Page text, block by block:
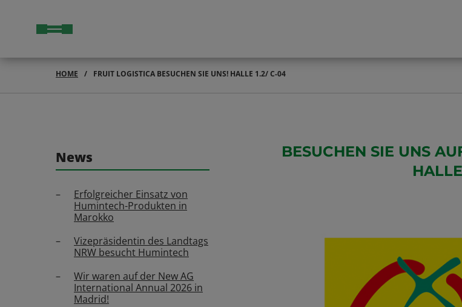
HOME FRUIT LOGISTICA BESUCHEN SIE UNS! HALLE 1.2/ C-04
News
Erfolgreicher Einsatz von
Humintech-Produkten in
Marokko
Vizepräsidentin des Landtags
NRW besucht Humintech
Wir waren auf der New AG
International Annual 2026 in
Madrid!
BESUCHEN SIE UNS